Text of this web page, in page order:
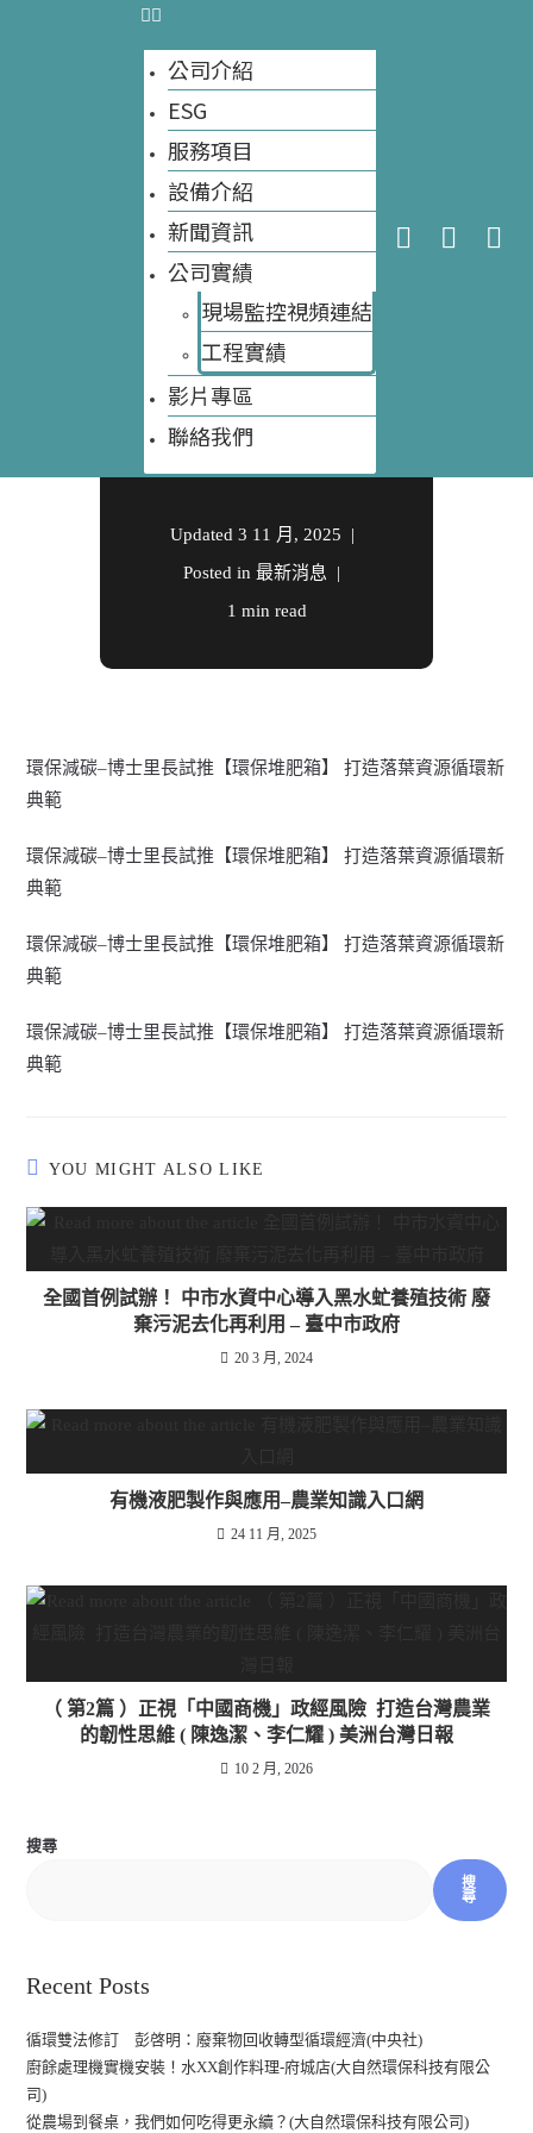
公司介紹
ESG
服務項目
設備介紹
新聞資訊
公司實績
現場監控視頻連結
工程實績​
影片專區
聯絡我們
大自然環保科技
易餘推「黑水
虻循環產業」
嘉義經驗當解
方 資料來源：
Yahoo新聞
Written by大自然環保
Updated 3 11 月, 2025
Posted in 最新消息
1 min read
環保減碳–博士里長試推【環保堆肥箱】 打造落葉資源循環新
典範
環保減碳–博士里長試推【環保堆肥箱】 打造落葉資源循環新
典範
環保減碳–博士里長試推【環保堆肥箱】 打造落葉資源循環新
典範
環保減碳–博士里長試推【環保堆肥箱】 打造落葉資源循環新
典範
YOU MIGHT ALSO LIKE
全國首例試辦！ 中市水資中心導入黑水虻養殖技術 廢
棄污泥去化再利用 – 臺中市政府
20 3 月, 2024
有機液肥製作與應用–農業知識入口網
24 11 月, 2025
（ 第2篇 ）正視「中國商機」政經風險 打造台灣農業
的韌性思維 ( 陳逸潔、李仁耀 ) 美洲台灣日報
10 2 月, 2026
搜尋
搜
尋
Recent Posts
循環雙法修訂 彭啓明：廢棄物回收轉型循環經濟(中央社)
廚餘處理機實機安裝！水XX創作料理-府城店(大自然環保科技有限公
司)
從農場到餐桌，我們如何吃得更永續？(大自然環保科技有限公司)